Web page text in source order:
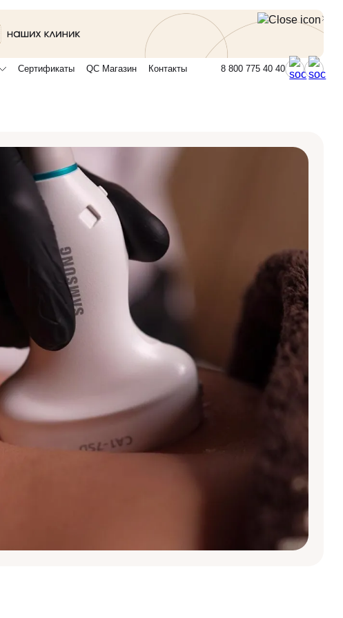
Сертификаты QC Магазин Контакты 8 800 775 40 40